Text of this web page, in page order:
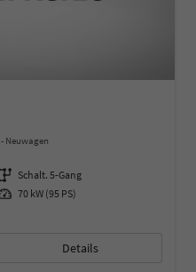
Neuwagen
Getriebe Schalt. 5-Gang
Leistung 70 kW (95 PS)
Details